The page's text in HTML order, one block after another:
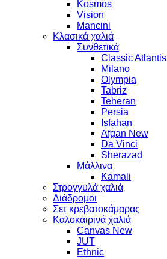
Kosmos
Vision
Mancini
Κλασικά χαλιά
Συνθετικά
Classic Atlantis
Milano
Olympia
Tabriz
Teheran
Persia
Isfahan
Afgan New
Da Vinci
Sherazad
Μάλλινα
Kamali
Στρογγυλά χαλιά
Διάδρομοι
Σετ κρεβατοκάμαρας
Καλοκαιρινά χαλιά
Canvas New
JUT
Ethnic